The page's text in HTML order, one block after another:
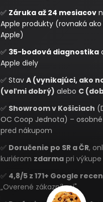
✅ Záruka až 24 mesiacov
Apple produkty (rovnaká
Apple)
✅ 35-bodová diagnostika
Apple diely
✅ Stav A (vynikajúci, ako
(veľmi dobrý) alebo C
✅ Showroom v Košiciach
OC Coop Jednota) –
pred nákupom
✅ Doručenie po SR a ČR,
kuriérom zdarma pri
✅ 4,8/5 z 171+ Google
„Overené zákazníkmi"